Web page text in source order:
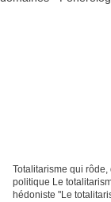
Totalitarisme qui
politique Le
hédoniste "Le